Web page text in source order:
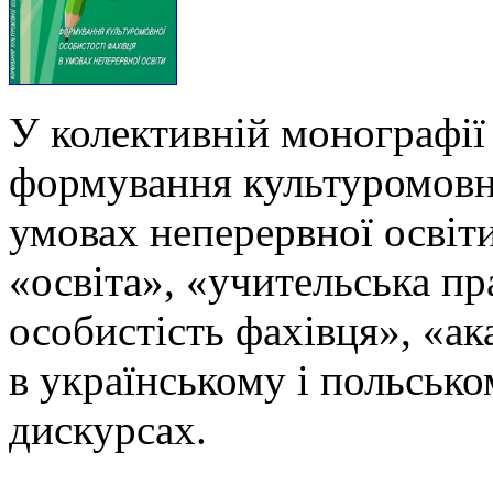
У колективній
формування
умовах неперервної
«освіта», «учительська
особистість фахівця»,
в українському і
дискурсах.